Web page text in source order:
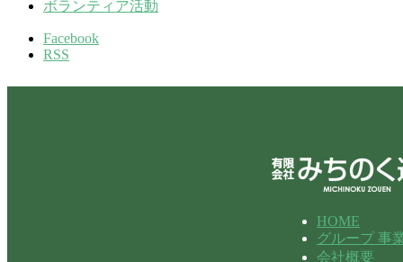
ボランティア活動
Facebook
RSS
HOME
グループ 事
会社概要